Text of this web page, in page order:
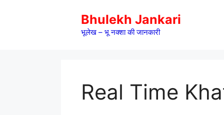
Bhulekh Jankari
भूलेख – भू नक्शा की जानकारी
Real Time